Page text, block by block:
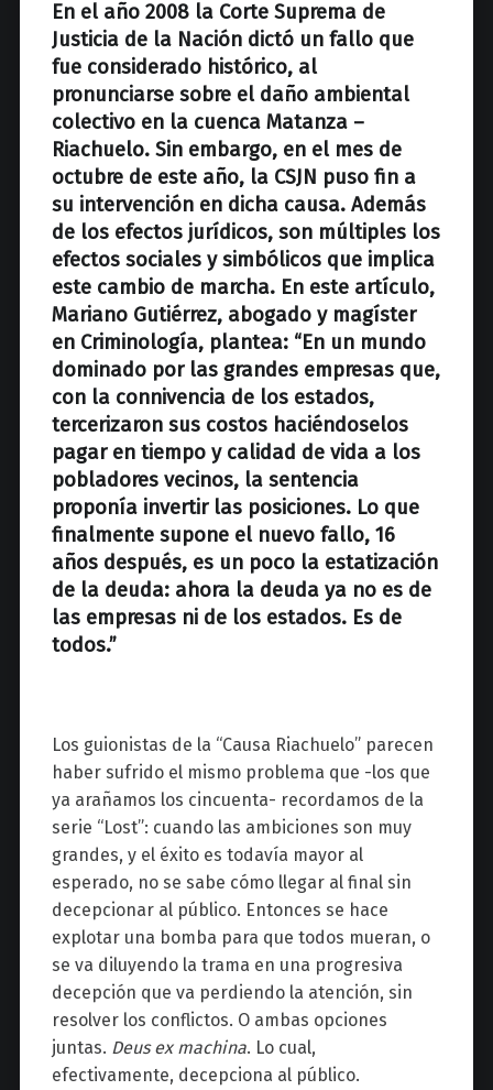
z
En el año 2008 la Corte Suprema de
Justicia de la Nación dictó un fallo que
fue considerado histórico, al
pronunciarse sobre el daño ambiental
colectivo en la cuenca Matanza –
Riachuelo. Sin embargo, en el mes de
octubre de este año, la CSJN puso fin a
su intervención en dicha causa. Además
de los efectos jurídicos, son múltiples los
efectos sociales y simbólicos que implica
este cambio de marcha. En este artículo,
Mariano Gutiérrez, abogado y magíster
en Criminología, plantea: “En un mundo
dominado por las grandes empresas que,
con la connivencia de los estados,
tercerizaron sus costos haciéndoselos
pagar en tiempo y calidad de vida a los
pobladores vecinos, la sentencia
proponía invertir las posiciones. Lo que
finalmente supone el nuevo fallo, 16
años después, es un poco la estatización
de la deuda: ahora la deuda ya no es de
las empresas ni de los estados. Es de
todos.”
Los guionistas de la “Causa Riachuelo” parecen
haber sufrido el mismo problema que -los que
ya arañamos los cincuenta- recordamos de la
serie “Lost”: cuando las ambiciones son muy
grandes, y el éxito es todavía mayor al
esperado, no se sabe cómo llegar al final sin
decepcionar al público. Entonces se hace
explotar una bomba para que todos mueran, o
se va diluyendo la trama en una progresiva
decepción que va perdiendo la atención, sin
resolver los conflictos. O ambas opciones
juntas. Deus ex machina. Lo cual,
efectivamente, decepciona al público.